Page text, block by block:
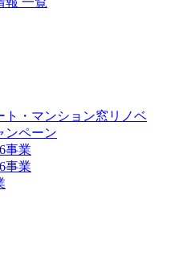
ト・マンション窓リノベ
ンペーン
事業
事業